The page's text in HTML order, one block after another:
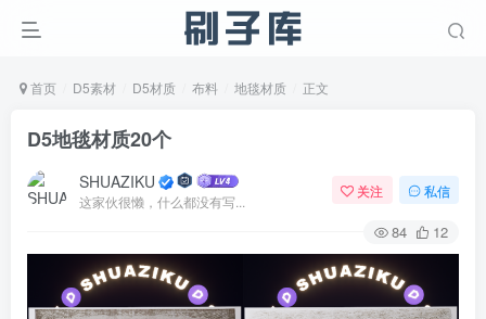
首页 D5素材 D5材质 布料 地毯材质 正文
D5地毯材质20个
SHUAZIKU
这家伙很懒，什么都没有写...
关注 私信
84 12